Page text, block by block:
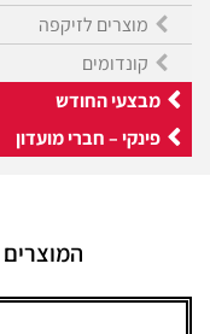
מוצרים לזיקפה
קונדומים
מבצעי החודש
פינקי – חברי מועדון